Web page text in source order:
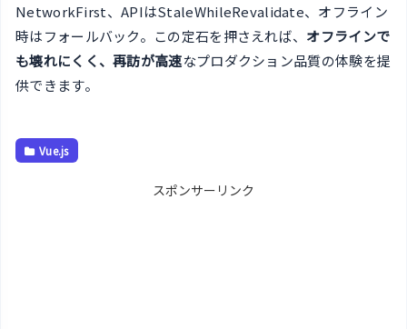
NetworkFirst、APIはStaleWhileRevalidate、オフライン
時はフォールバック。この定石を押さえれば、 オフラインで
も壊れにくく、再訪が高速なプロダクション品質の体験を提
供できます。
Vue.js
スポンサーリンク